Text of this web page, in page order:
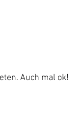
Auch mal ok!